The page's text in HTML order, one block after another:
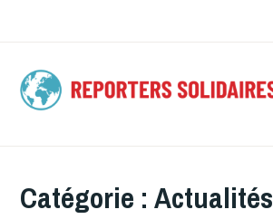
contenu
principal
SOLIDAIRES
Catégorie :Actualités